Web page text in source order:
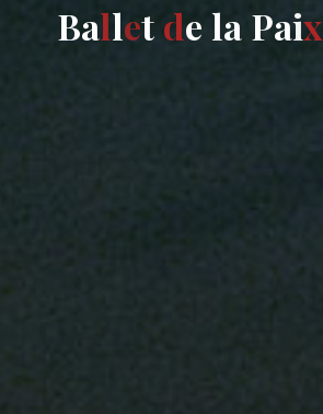
Ballet de la Paix